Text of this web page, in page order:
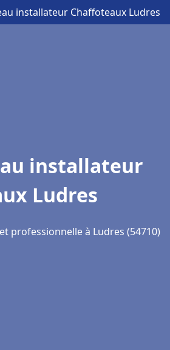
installateur Chaffoteaux Ludres
installateur
Ludres
professionnelle à Ludres (54710)